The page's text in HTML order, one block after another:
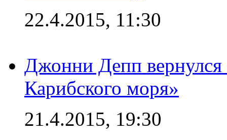
22.4.2015, 11:30
Джонни Депп
Карибского моря»
21.4.2015, 19:30